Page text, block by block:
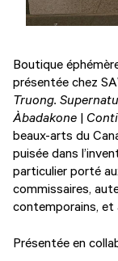
Boutique
présentée chez
Truong.
Àbadakone |
beaux-arts du
puisée dans
particulier porté
commissaires,
contemporains, et
Présentée en